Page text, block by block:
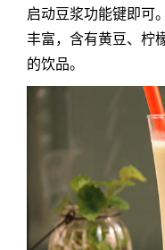
启动豆浆功能键即可
丰富，含有黄豆、柠
的饮品。